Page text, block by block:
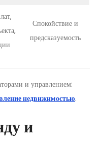
Спокойствие и
предсказуемость
и управлением:
недвижимостью.
и